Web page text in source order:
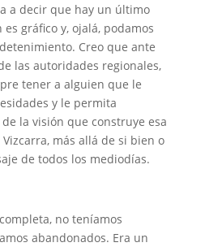
a decir que hay un último
gráfico y, ojalá, podamos
Creo que ante
las autoridades regionales,
tener a alguien que le
y le permita
la visión que construye esa
más allá de si bien o
de todos los mediodías.
no teníamos
abandonados. Era un